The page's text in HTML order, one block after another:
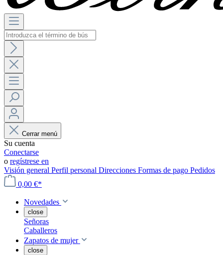
Cerrar menú
Su cuenta
Conectarse
o regístrese en
Visión general Perfil personal Direcciones Formas de pago Pedidos
0,00 €*
Novedades
close
Señoras
Caballeros
Zapatos de mujer
close